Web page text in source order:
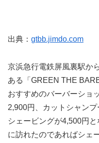
出典： gtbb.jimdo.com
京浜急行電鉄屏風裏駅か
ある「GREEN THE
おすすめのバーバーショ
2,900円、カットシャン
シェービングが4,500円
に訪れたのであればシェ